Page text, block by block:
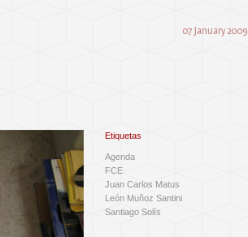
07 January 2009
Etiquetas
Agenda
FCE
Juan Carlos Matus
León Muñoz Santini
Santiago Solís